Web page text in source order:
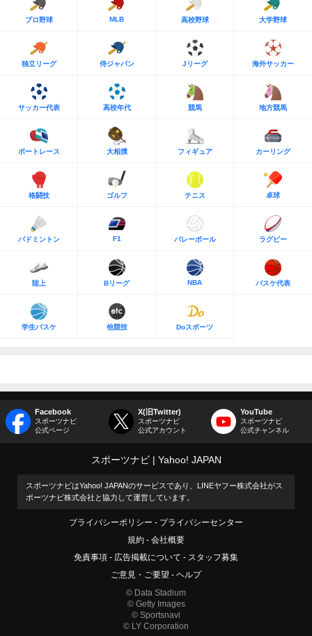
プロ野球 MLB 高校野球 大学野球
独立リーグ 侍ジャパン Jリーグ 海外サッカー
サッカー代表 高校年代 競馬 地方競馬
ボートレース 大相撲 フィギュア カーリング
格闘技 ゴルフ テニス 卓球
バドミントン F1 バレーボール ラグビー
陸上 Bリーグ NBA バスケ代表
学生バスケ 他競技 Doスポーツ
Facebook
スポーツナビ
公式ページ
X(旧Twitter)
スポーツナビ
公式アカウント
YouTube
スポーツナビ
公式チャンネル
スポーツナビ Yahoo! JAPAN
スポーツナビはYahoo! JAPANのサービスであり、LINEヤフー株式会社がス
ポーツナビ株式会社と協力して運営しています。
プライバシーポリシー
プライバシーセンター
規約
会社概要
免責事項
広告掲載について
スタッフ募集
ご意見・ご要望
ヘルプ
© Data Stadium
© Getty Images
© Sportsnavi
© LY Corporation